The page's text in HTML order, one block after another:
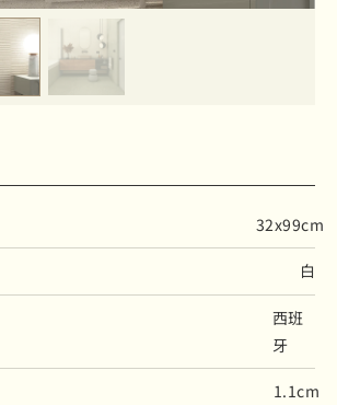
32x99cm
白
西班
牙
1.1cm